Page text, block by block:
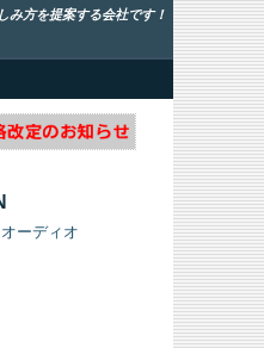
み方を提案する会社です！
ーディオ